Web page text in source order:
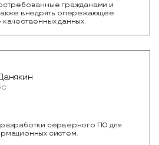
гражданами и
внедрять опережающее
данных.
серверного ПО для
систем.